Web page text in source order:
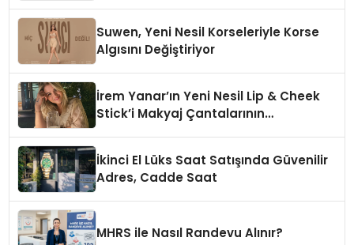
Suwen, Yeni Nesil Korseleriyle Korse
Algısını Değiştiriyor
İrem Yanar’ın Yeni Nesil Lip & Cheek
Stick’i Makyaj Çantalarının
İkinci El Lüks Saat Satışında Güvenilir
Adres, Cadde Saat
MHRS ile Nasıl Randevu Alınır?